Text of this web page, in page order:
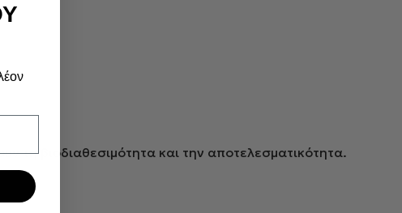
τη βιοδιαθεσιμότητα και την αποτελεσματικότητα.